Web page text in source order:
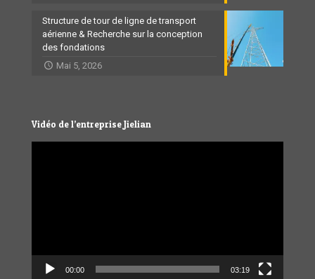
Structure de tour de ligne de transport
aérienne & Recherche sur la conception
des fondations
Mai 5, 2026
Vidéo de l’entreprise Jielian
00:00 03:19